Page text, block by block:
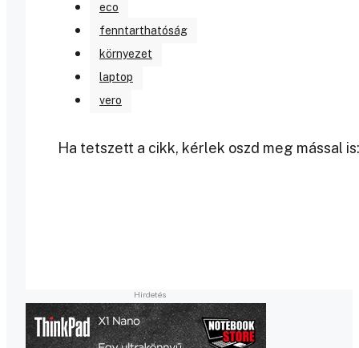
eco
fenntarthatóság
környezet
laptop
vero
Ha tetszett a cikk, kérlek oszd meg mással is: